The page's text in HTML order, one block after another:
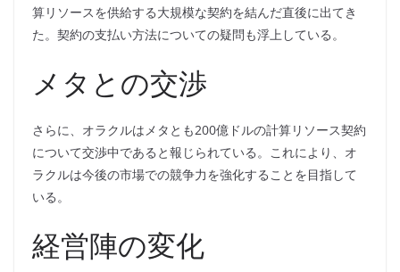
算リソースを供給する大規模な契約を結んだ直後に出てき
た。契約の支払い方法についての疑問も浮上している。
メタとの交渉
さらに、オラクルはメタとも200億ドルの計算リソース契約
について交渉中であると報じられている。これにより、オ
ラクルは今後の市場での競争力を強化することを目指して
いる。
経営陣の変化